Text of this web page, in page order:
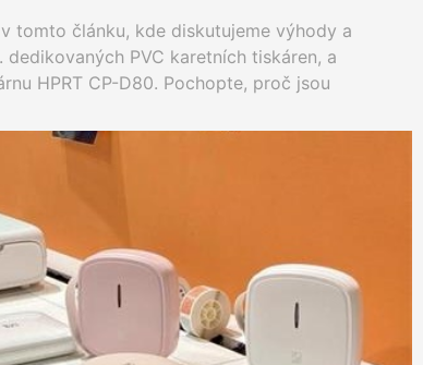
tomto článku, kde diskutujeme výhody a
PVC karetních tiskáren, a
HPRT CP-D80. Pochopte, proč jsou